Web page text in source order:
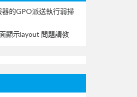
的GPO派送執行弱掃
顯示layout 問題請教